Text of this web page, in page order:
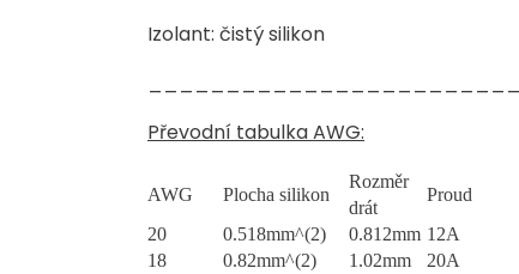
Izolant: čistý silikon
Převodní tabulka AWG:
AWG Plocha silikon
Rozměr
drát
Proud
20
0.518mm^(2) 0.812mm 12A
18
0.82mm^(2) 1.02mm
20A